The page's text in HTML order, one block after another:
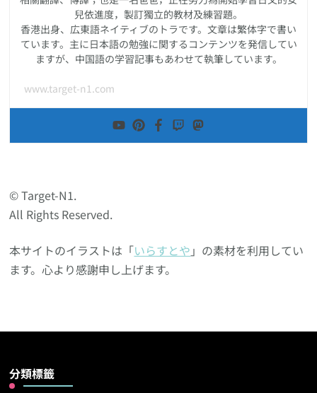
兒依進度，製訂獨立的教材及練習題。
香港出身、広東語ネイティブのトラです。文章は繁体字で書い
ています。主に日本語の勉強に関するコンテンツを発信してい
ますが、中国語の学習記事もあわせて執筆しています。
www.target-n1.com
© Target-N1.
All Rights Reserved.
本サイトのイラストは「いらすとや 」の素材を利用してい
ます。心より感謝申し上げます。
分類標籤